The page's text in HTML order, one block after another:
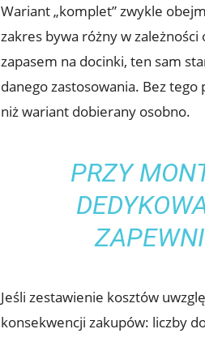
Wariant „komplet” zwykle
zakres bywa różny w
zapasem na docinki, ten sam
danego zastosowania. Bez
niż wariant dobierany osobno.
PRZY
Jeśli zestawienie kosztów
konsekwencji zakupów: liczby